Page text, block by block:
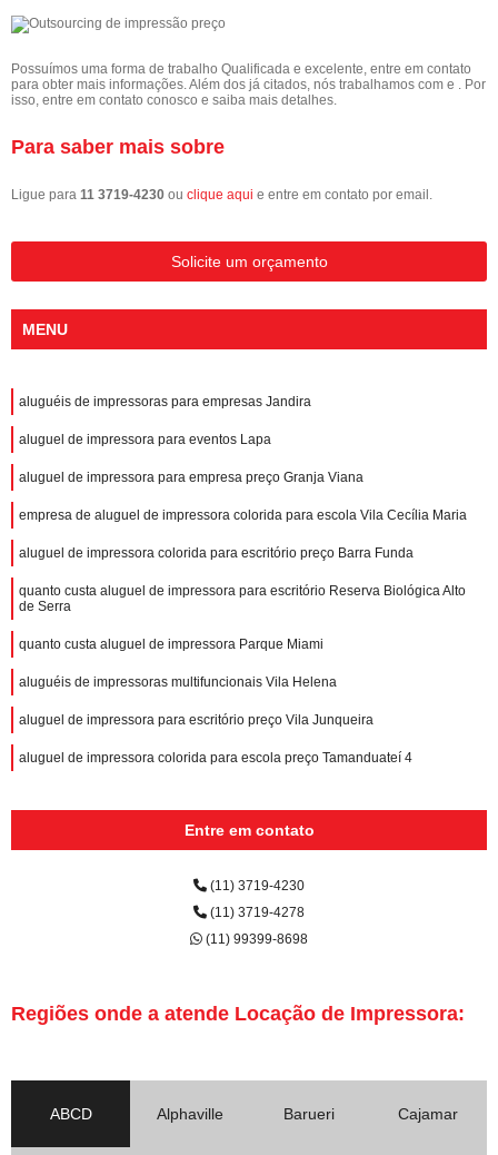
Possuímos uma forma de trabalho Qualificada e excelente, entre em contato
para obter mais informações. Além dos já citados, nós trabalhamos com e . Por
isso, entre em contato conosco e saiba mais detalhes.
Para saber mais sobre
Ligue para 11 3719-4230 ou clique aqui e entre em contato por email.
Solicite um orçamento
MENU
aluguéis de impressoras para empresas Jandira
aluguel de impressora para eventos Lapa
aluguel de impressora para empresa preço Granja Viana
empresa de aluguel de impressora colorida para escola Vila Cecília Maria
aluguel de impressora colorida para escritório preço Barra Funda
quanto custa aluguel de impressora para escritório Reserva Biológica Alto
de Serra
quanto custa aluguel de impressora Parque Miami
aluguéis de impressoras multifuncionais Vila Helena
aluguel de impressora para escritório preço Vila Junqueira
aluguel de impressora colorida para escola preço Tamanduateí 4
Entre em contato
(11) 3719-4230
(11) 3719-4278
(11) 99399-8698
Regiões onde a atende Locação de Impressora:
ABCD Alphaville Barueri Cajamar